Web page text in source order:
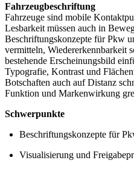
Fahrzeugbeschriftung
Fahrzeuge sind mobile
Lesbarkeit müssen auch in
Beschriftungskonzepte für Pkw
vermitteln, Wiedererkennbarkeit
bestehende Erscheinungsbild
Typografie, Kontrast und
Botschaften auch auf Distanz
Funktion und Markenwirkung
Schwerpunkte
Beschriftungskonzepte für
Visualisierung und